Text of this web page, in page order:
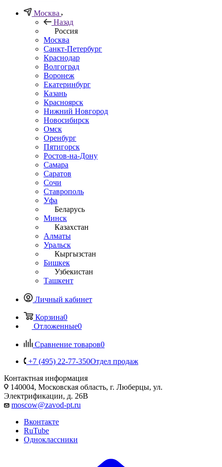
Москва
Назад
Россия
Москва
Санкт-Петербург
Краснодар
Волгоград
Воронеж
Екатеринбург
Казань
Красноярск
Нижний Новгород
Новосибирск
Омск
Оренбург
Пятигорск
Ростов-на-Дону
Самара
Саратов
Сочи
Ставрополь
Уфа
Беларусь
Минск
Казахстан
Алматы
Уральск
Кыргызстан
Бишкек
Узбекистан
Ташкент
Личный кабинет
Корзина0
Отложенные0
Сравнение товаров0
+7 (495) 22-77-350Отдел продаж
Контактная информация
140004, Московская область, г. Люберцы, ул.
Электрификации, д. 26В
moscow@zavod-pt.ru
Вконтакте
RuTube
Одноклассники